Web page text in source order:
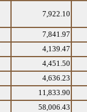
7,922.10
7,841.97
4,139.47
4,451.50
4,636.23
11,833.90
58,006.43